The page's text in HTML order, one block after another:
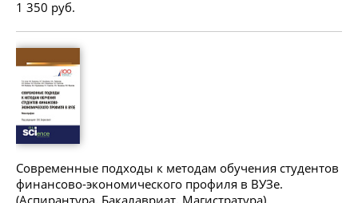
1 350 руб.
Современные подходы к методам обучения студентов
финансово-экономического профиля в ВУЗе.
(Аспирантура, Бакалавриат, Магистратура).